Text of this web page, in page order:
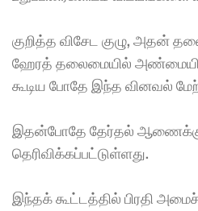
குறித்த விசேட குழு, அதன்
ஹேரத் தலைமையில்
கூடிய போதே இந்த வினவல்
இதன்போதே தேர்தல்
தெரிவிக்கப்பட்டுள்ளது.
இந்தக் கூட்டத்தில் பிரதி